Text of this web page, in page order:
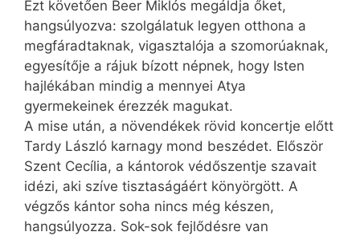
Ezt követően Beer Miklós megáldja őket,
hangsúlyozva: szolgálatuk legyen otthona a
megfáradtaknak, vigasztalója a szomorúaknak,
egyesítője a rájuk bízott népnek, hogy Isten
hajlékában mindig a mennyei Atya
gyermekeinek érezzék magukat.
A mise után, a növendékek rövid koncertje előtt
Tardy László karnagy mond beszédet. Először
Szent Cecília, a kántorok védőszentje szavait
idézi, aki szíve tisztaságáért könyörgött. A
végzős kántor soha nincs még készen,
hangsúlyozza. Sok-sok fejlődésre van